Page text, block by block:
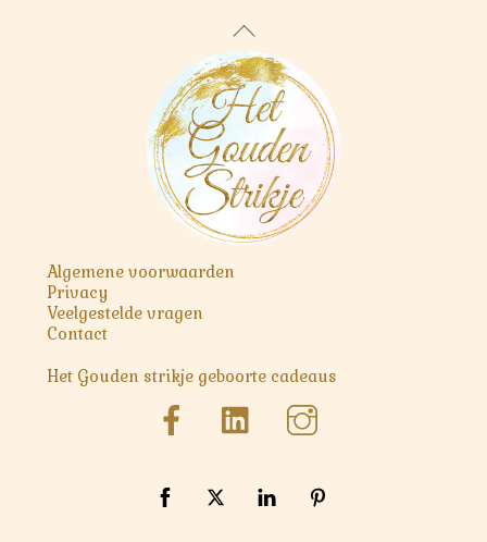
Back
To
Top
Algemene voorwaarden
Privacy
Veelgestelde vragen
Contact
Het Gouden strikje geboorte cadeaus